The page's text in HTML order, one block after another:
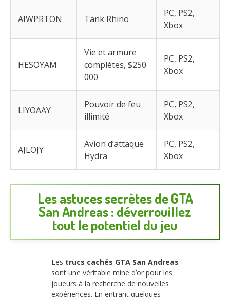
AIWPRTON Tank Rhino
PC, PS2,
Xbox
HESOYAM
Vie et armure
complètes, $250
000
PC, PS2,
Xbox
LIYOAAY
Pouvoir de feu
illimité
PC, PS2,
Xbox
AJLOJY
Avion d’attaque
Hydra
PC, PS2,
Xbox
Les astuces secrètes de GTA
San Andreas : déverrouillez
tout le potentiel du jeu
Les trucs cachés GTA San Andreas
sont une véritable mine d’or pour les
joueurs à la recherche de nouvelles
expériences. En entrant quelques